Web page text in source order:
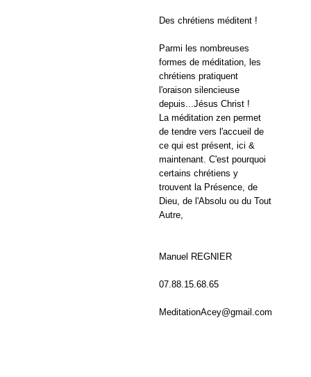
Des chrétiens méditent !
Parmi les nombreuses
formes de méditation, les
chrétiens pratiquent
l'oraison silencieuse
depuis...Jésus Christ !
La méditation zen permet
de tendre vers l'accueil de
ce qui est présent, ici &
maintenant. C'est pourquoi
certains chrétiens y
trouvent la Présence, de
Dieu, de l'Absolu ou du Tout
Autre,
Manuel REGNIER
07.88.15.68.65
MeditationAcey@gmail.com